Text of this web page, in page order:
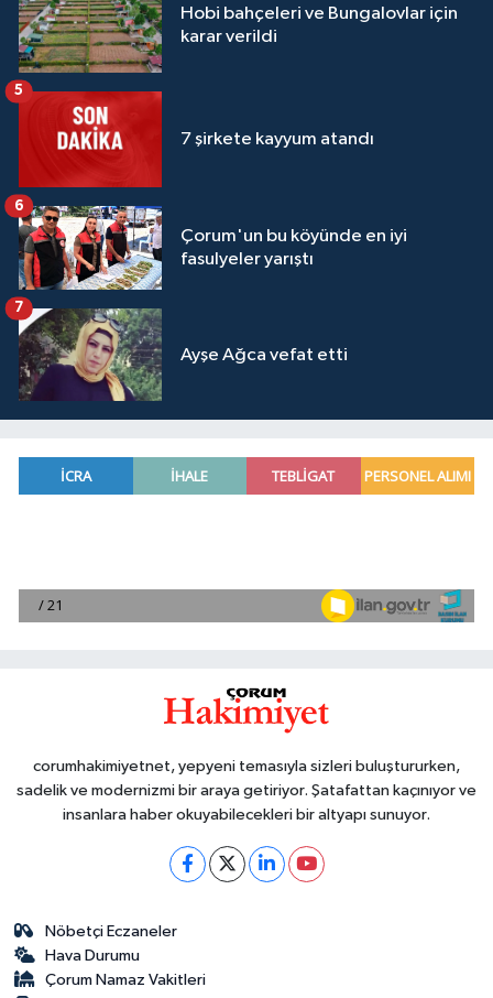
Hobi bahçeleri ve Bungalovlar için
karar verildi
7 şirkete kayyum atandı
5
Çorum'un bu köyünde en iyi
fasulyeler yarıştı
6
Ayşe Ağca vefat etti
7
corumhakimiyetnet, yepyeni temasıyla sizleri buluştururken,
sadelik ve modernizmi bir araya getiriyor. Şatafattan kaçınıyor ve
insanlara haber okuyabilecekleri bir altyapı sunuyor.
Nöbetçi Eczaneler
Hava Durumu
Çorum Namaz Vakitleri